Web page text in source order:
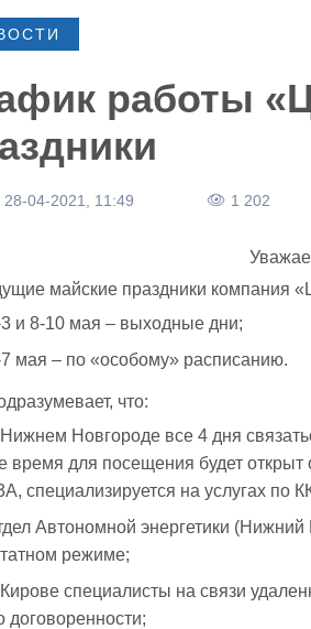
работы
28-04-2021, 11:49 1 202
майские праздники компания
и 8-10 мая – выходные дни;
мая – по «особому» расписанию.
что:
Новгороде все 4 дня
время для посещения будет
специализируется на услугах по
Автономной энергетики
режиме;
специалисты на связи
договоренности;